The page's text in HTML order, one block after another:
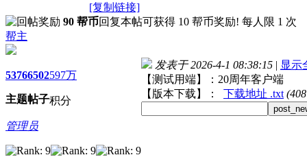
[复制链接]
90 帮币回复本帖可获得 10 帮币奖励! 每人限 1 次
帮主
5376
主题
6502
帖子
597万
积分
管理员
发表于 2026-4-1 08:38:15 | 显示
【测试用端】：20周年客户端
【版本下载】：
下载地址 .txt